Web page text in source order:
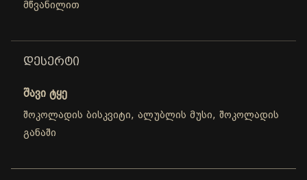
მწვანილით
ᲓᲔᲡᲔᲠᲢᲘ
შავი ტყე
შოკოლადის ბისკვიტი, ალუბლის მუსი, შოკოლადის
განაში